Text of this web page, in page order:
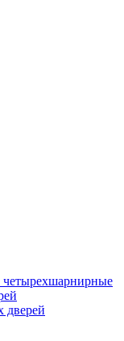
четырехшарнирные
дверей